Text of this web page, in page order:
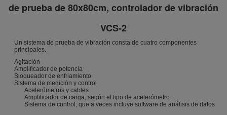
de prueba de 80x80cm, controlador de vibración
VCS-2
Un sistema de prueba de vibración consta de cuatro componentes
principales.
Agitación
Amplificador de potencia
Bloqueador de enfriamiento
Sistema de medición y control
Acelerómetros y cables
Amplificador de carga, según el tipo de acelerómetro.
Sistema de control, que a veces incluye software de análisis de datos